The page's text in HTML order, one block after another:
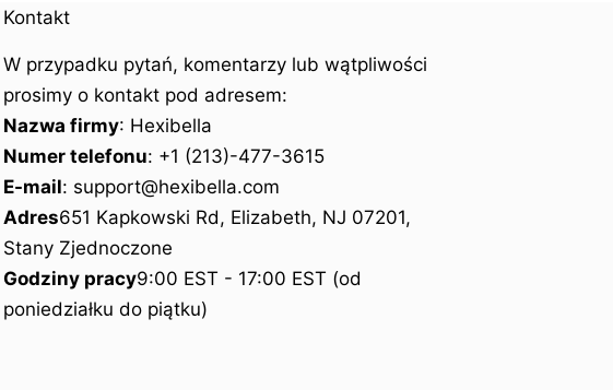
Kontakt
W przypadku pytań, komentarzy lub wątpliwości
prosimy o kontakt pod adresem:
Nazwa firmy: Hexibella
Numer telefonu: +1 (213)-477-3615
E-mail: support@hexibella.com
Adres651 Kapkowski Rd, Elizabeth, NJ 07201,
Stany Zjednoczone
Godziny pracy9:00 EST - 17:00 EST (od
poniedziałku do piątku)